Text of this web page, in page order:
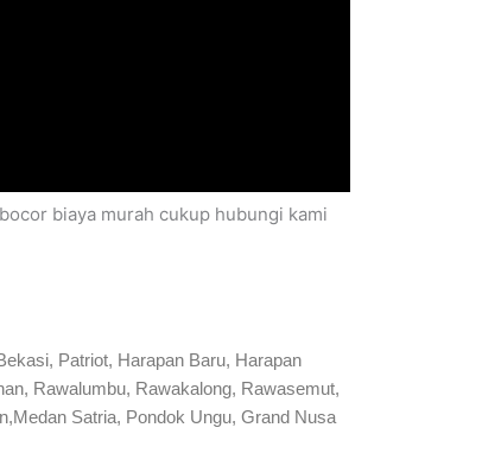
biaya murah cukup hubungi kami
Patriot, Harapan Baru, Harapan
Rawalumbu, Rawakalong, Rawasemut,
Satria, Pondok Ungu, Grand Nusa